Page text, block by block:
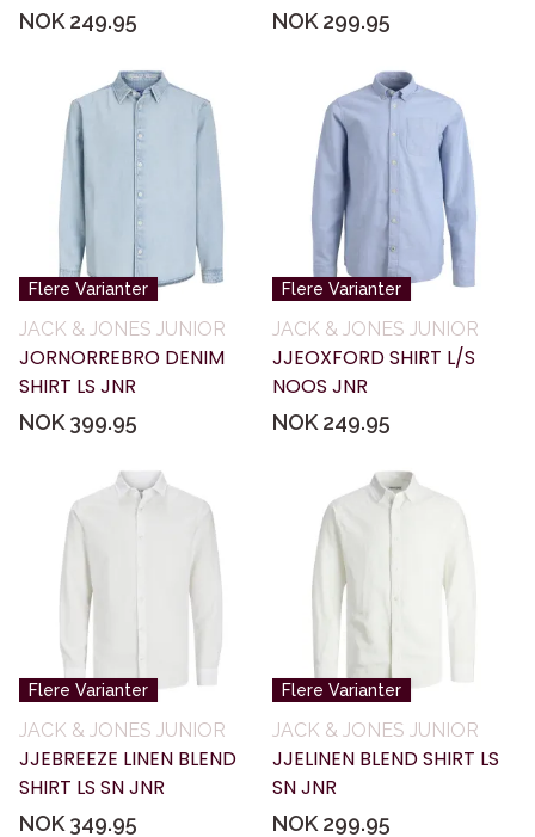
NOK 249.95 NOK 299.95
Flere Varianter
JACK & JONES JUNIOR
JORNORREBRO DENIM
SHIRT LS JNR
NOK 399.95
Flere Varianter
JACK & JONES JUNIOR
JJEOXFORD SHIRT L/S
NOOS JNR
NOK 249.95
Flere Varianter
JACK & JONES JUNIOR
JJEBREEZE LINEN BLEND
SHIRT LS SN JNR
NOK 349.95
Flere Varianter
JACK & JONES JUNIOR
JJELINEN BLEND SHIRT LS
SN JNR
NOK 299.95